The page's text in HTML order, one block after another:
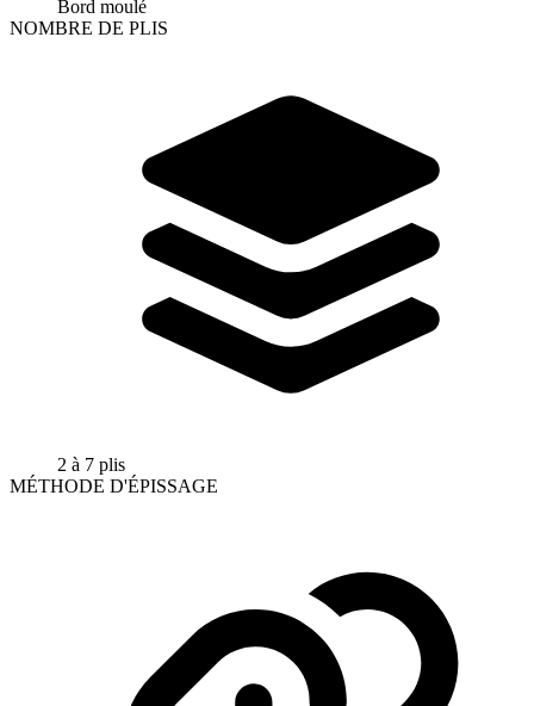
Bord moulé
NOMBRE DE PLIS
2 à 7 plis
MÉTHODE D'ÉPISSAGE